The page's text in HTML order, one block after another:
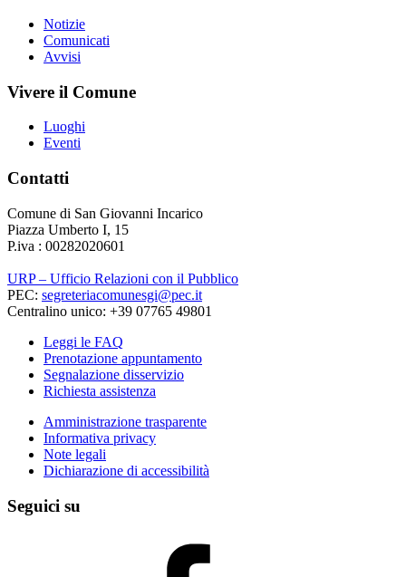
Notizie
Comunicati
Avvisi
Vivere il Comune
Luoghi
Eventi
Contatti
Comune di San Giovanni Incarico
Piazza Umberto I, 15
P.iva : 00282020601
URP – Ufficio Relazioni con il Pubblico
PEC: segreteriacomunesgi@pec.it
Centralino unico: +39 07765 49801
Leggi le FAQ
Prenotazione appuntamento
Segnalazione disservizio
Richiesta assistenza
Amministrazione trasparente
Informativa privacy
Note legali
Dichiarazione di accessibilità
Seguici su